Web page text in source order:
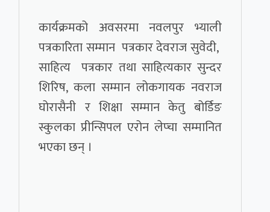
कार्यक्रमको अवसरमा नवलपुर भ्याली
पत्रकारिता सम्मान पत्रकार देवराज सुवेदी,
साहित्य पत्रकार तथा साहित्यकार सुन्दर
शिरिष, कला सम्मान लोकगायक नवराज
घोरासैनी र शिक्षा सम्मान केतु बोर्डिङ
स्कुलका प्रीन्सिपल एरोन लेप्चा सम्मानित
भएका छन् ।